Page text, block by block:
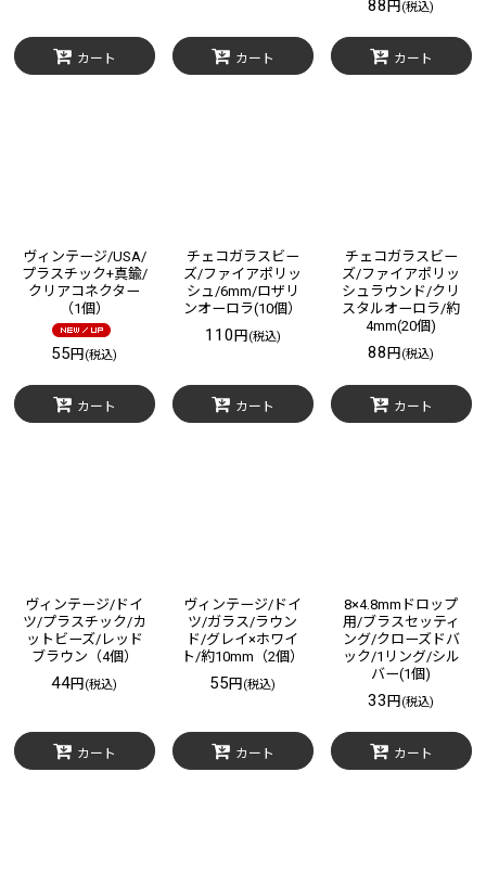
カート カート
88 円 (税込)
カート
ヴィンテージ/USA/
プラスチック+真鍮/
クリアコネクター
（1個）
55円 (税込)
カート
チェコガラスビー
ズ/ファイアポリッ
シュ/6mm/ロザリ
ンオーロラ(10個）
110 円 (税込)
カート
チェコガラスビー
ズ/ファイアポリッ
シュラウンド/クリ
スタルオーロラ/約
4mm(20個)
88円 (税込)
カート
ヴィンテージ/ドイ
ツ/プラスチック/カ
ットビーズ/レッド
ブラウン（4個）
44円 (税込)
カート
ヴィンテージ/ドイ
ツ/ガラス/ラウン
ド/グレイ×ホワイ
ト/約10mm（2個）
55円 (税込)
カート
8×4.8mmドロップ
用/ブラスセッティ
ング/クローズドバ
ック/1リング/シル
バー(1個)
33円 (税込)
カート